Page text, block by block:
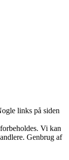
links på siden
Vi kan
Genbrug af